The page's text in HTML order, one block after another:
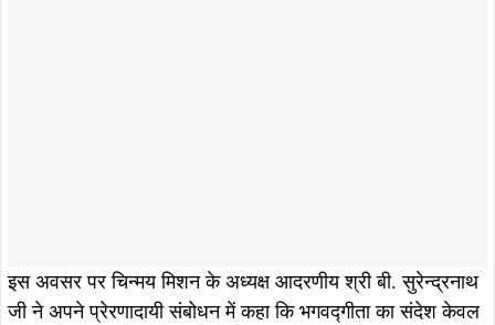
इस अवसर पर चिन्मय मिशन के अध्यक्ष आदरणीय श्री बी. सुरेन्द्रनाथ
जी ने अपने प्रेरणादायी संबोधन में कहा कि भगवद्गीता का संदेश केवल